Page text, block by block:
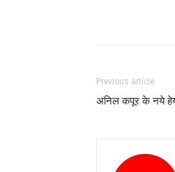
Previous article
अनिल कपूर के नये